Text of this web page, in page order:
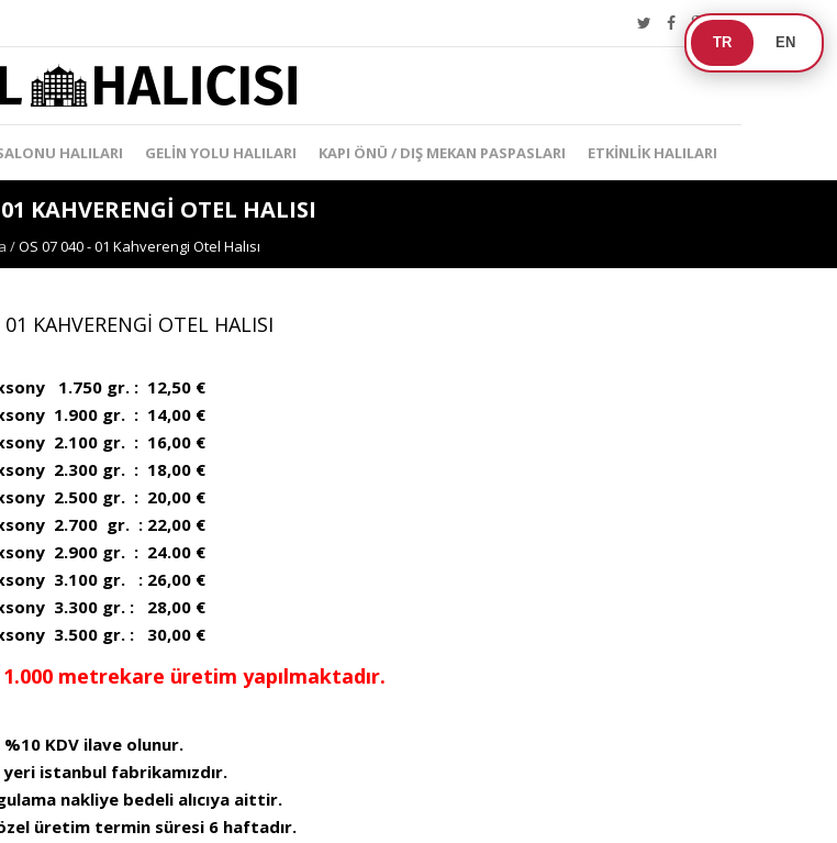
TR EN
HALILARI GELIN YOLU HALILARI KAPI ÖNÜ / DIŞ MEKAN PASPASLARI ETKINLIK HALILARI
KAHVERENGI OTEL HALISI
/OS 07 040 - 01 Kahverengi Otel Halısı
KAHVERENGI OTEL HALISI
1.750 gr. : 12,50 €
1.900 gr. : 14,00 €
2.100 gr. : 16,00 €
2.300 gr. : 18,00 €
2.500 gr. : 20,00 €
2.700 gr. : 22,00 €
2.900 gr. : 24.00 €
3.100 gr. : 26,00 €
3.300 gr. : 28,00 €
3.500 gr. : 30,00 €
metrekare üretim yapılmaktadır.
KDV ilave olunur.
istanbul fabrikamızdır.
nakliye bedeli alıcıya aittir.
üretim termin süresi 6 haftadır.